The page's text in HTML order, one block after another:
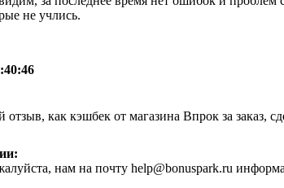
не учлись.
отзыв, как кэшбек от магазина Впрок за
нам на почту help@bonuspark.ru